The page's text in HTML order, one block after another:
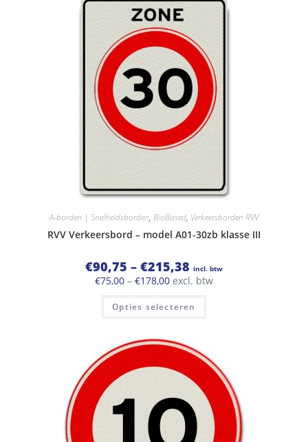
A-borden | Snelheidsborden, BioBased, Verkeersborden RVV
RVV Verkeersbord – model A01-30zb klasse III
€90,75 – €215,38 Prijsklasse:
€90,75
tot
€215,38
incl. btw
€75,00 – €178,00Prijsklasse:
tot
€178,00
excl. btw
Opties selecteren
Dit
heeft
optie
kan
gekozen
worden
op
de
productpagina